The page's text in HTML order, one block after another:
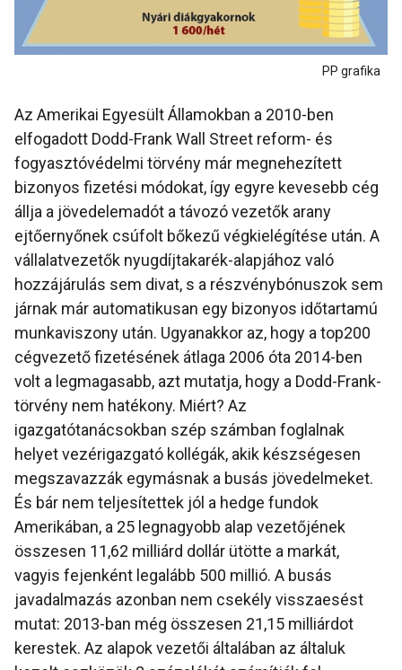
PP grafika
Az Amerikai Egyesült Államokban a 2010-ben
elfogadott Dodd-Frank Wall Street reform- és
fogyasztóvédelmi törvény már megnehezített
bizonyos fizetési módokat, így egyre kevesebb cég
állja a jövedelemadót a távozó vezetők arany
ejtőernyőnek csúfolt bőkezű végkielégítése után. A
vállalatvezetők nyugdíjtakarék-alapjához való
hozzájárulás sem divat, s a részvénybónuszok sem
járnak már automatikusan egy bizonyos időtartamú
munkaviszony után. Ugyanakkor az, hogy a top200
cégvezető fizetésének átlaga 2006 óta 2014-ben
volt a legmagasabb, azt mutatja, hogy a Dodd-Frank-
törvény nem hatékony. Miért? Az
igazgatótanácsokban szép számban foglalnak
helyet vezérigazgató kollégák, akik készségesen
megszavazzák egymásnak a busás jövedelmeket.
És bár nem teljesítettek jól a hedge fundok
Amerikában, a 25 legnagyobb alap vezetőjének
összesen 11,62 milliárd dollár ütötte a markát,
vagyis fejenként legalább 500 millió. A busás
javadalmazás azonban nem csekély visszaesést
mutat: 2013-ban még összesen 21,15 milliárdot
kerestek. Az alapok vezetői általában az általuk